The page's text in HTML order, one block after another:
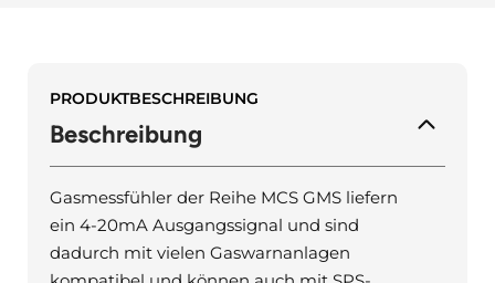
PRODUKTBESCHREIBUNG
Beschreibung
Gasmessfühler der Reihe MCS GMS liefern
ein 4-20mA Ausgangssignal und sind
dadurch mit vielen Gaswarnanlagen